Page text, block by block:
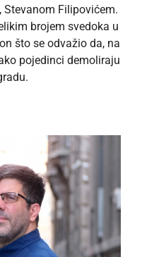
Filipovićem.
brojem svedoka u
što se odvažio da, na
pojedinci demoliraju